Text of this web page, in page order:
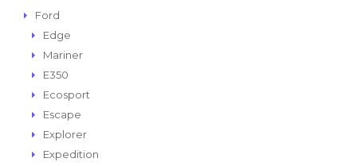
Ford
Edge
Mariner
E350
Ecosport
Escape
Explorer
Expedition